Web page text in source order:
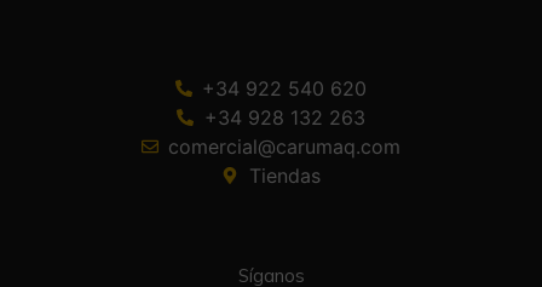
+34 922 540 620
+34 928 132 263
comercial@carumaq.com
Tiendas
Síganos